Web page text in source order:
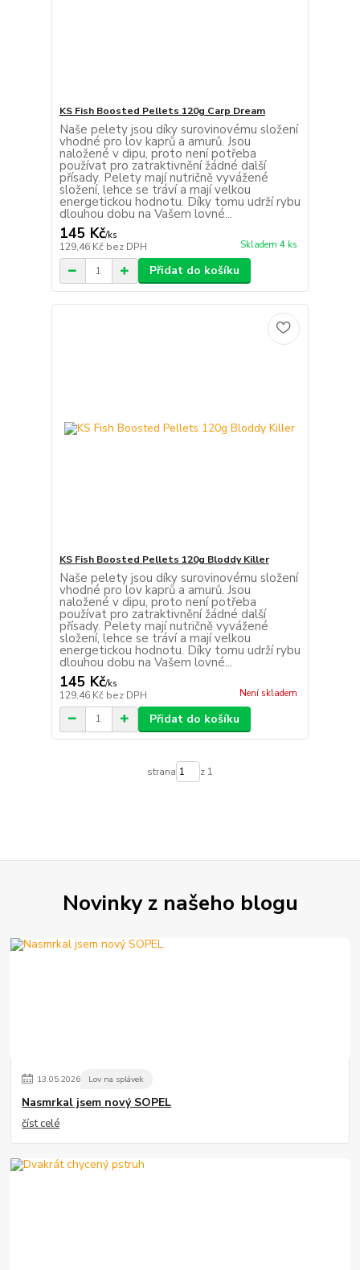
KS Fish Boosted Pellets 120g Carp Dream
Naše pelety jsou díky surovinovému složení
vhodné pro lov kaprů a amurů. Jsou
naložené v dipu, proto není potřeba
používat pro zatraktivnění žádné další
přísady. Pelety mají nutričně vyvážené
složení, lehce se tráví a mají velkou
energetickou hodnotu. Díky tomu udrží rybu
dlouhou dobu na Vašem lovné...
145 Kč/ks
129,46 Kč bez DPH Skladem 4 ks
Přidat do košíku
KS Fish Boosted Pellets 120g Bloddy Killer
Naše pelety jsou díky surovinovému složení
vhodné pro lov kaprů a amurů. Jsou
naložené v dipu, proto není potřeba
používat pro zatraktivnění žádné další
přísady. Pelety mají nutričně vyvážené
složení, lehce se tráví a mají velkou
energetickou hodnotu. Díky tomu udrží rybu
dlouhou dobu na Vašem lovné...
145 Kč/ks
129,46 Kč bez DPH Není skladem
Přidat do košíku
strana z 1
Novinky z našeho blogu
13.05.2026 Lov na splávek
Nasmrkal jsem nový SOPEL
číst celé